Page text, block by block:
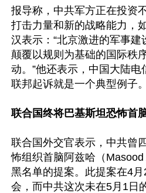
报导称，中共军方正在投资
打击力量和新的战略能力，
汉表示：“北京激进的军事建
颠覆以规则为基础的国际秩
动。”他还表示，中国大陆
联邦起诉就是一个典型例子。
联合国终将巴基斯坦恐怖首
联合国外交官表示，中共曾
怖组织首脑阿兹哈（
黑名单的提案。此提案在4
会，而中共这次未在5月1日